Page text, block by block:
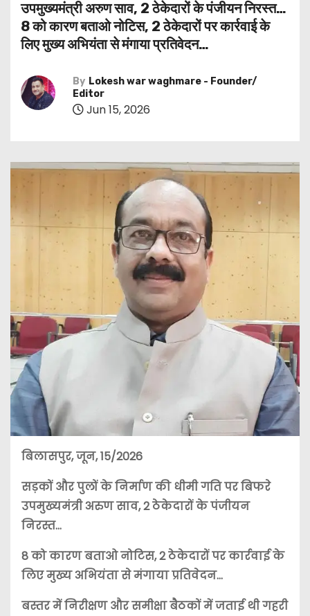
उपमुख्यमंत्री अरुण साव, 2 ठेकेदारों के पंजीयन निरस्त…
8 को कारण बताओ नोटिस, 2 ठेकेदारों पर कार्रवाई के
लिए मुख्य अभियंता से मंगाया प्रतिवेदन…
By Lokesh war waghmare - Founder/
Editor
Jun 15, 2026
बिलासपुर, जून, 15/2026
सड़कों और पुलों के निर्माण की धीमी गति पर बिफरे
उपमुख्यमंत्री अरुण साव, 2 ठेकेदारों के पंजीयन
निरस्त…
8 को कारण बताओ नोटिस, 2 ठेकेदारों पर कार्रवाई के
लिए मुख्य अभियंता से मंगाया प्रतिवेदन…
बस्तर में निरीक्षण और समीक्षा बैठकों में जताई थी गहरी